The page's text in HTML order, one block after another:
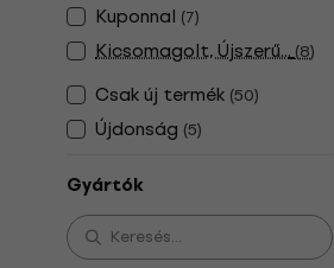
Kuponnal (7)
Kicsomagolt, Újszerű...(8)
Csak új termék (50)
Újdonság (5)
Gyártók